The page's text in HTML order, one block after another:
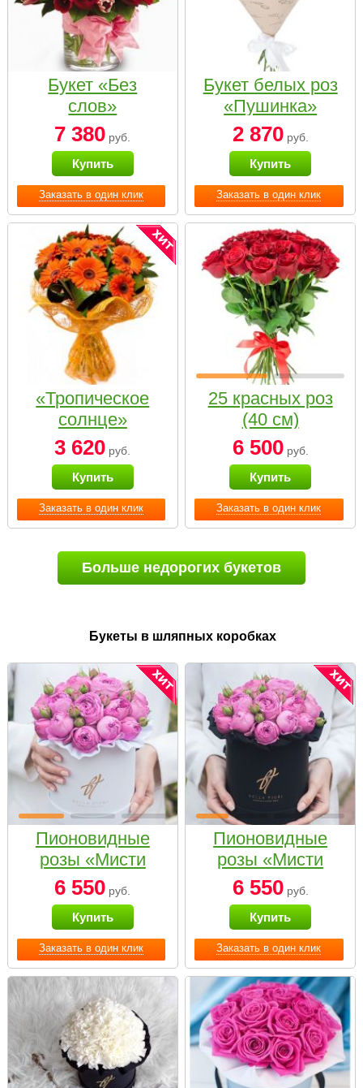
Заказать в один клик
Букет «Без
слов»
7 380 руб.
Купить
Заказать в один клик
Букет белых роз
«Пушинка»
2 870руб.
Купить
Заказать в один клик
«Тропическое
солнце»
3 620 руб.
Купить
Заказать в один клик
25 красных роз
(40 см)
6 500руб.
Купить
Больше недорогих букетов
Букеты в шляпных коробках
Заказать в один клик
Пионовидные
розы «Мисти
бабблс» в белой
коробке Small
6 550 руб.
Купить
Заказать в один клик
Пионовидные
розы «Мисти
бабблс» в
черной коробке
Small
6 550руб.
Купить